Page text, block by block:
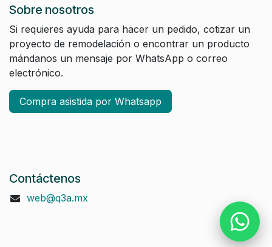
Sobre nosotros
Si requieres ayuda para hacer un pedido, cotizar un
proyecto de remodelación o encontrar un producto
mándanos un mensaje por WhatsApp o correo
electrónico.
Compra asistida por Whatsapp
Contáctenos
web@q3a.mx